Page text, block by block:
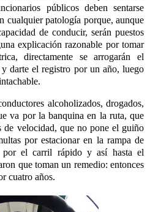
públicos deben sentarse
cualquier patología porque, aunque
de conducir, serán puestos
explicación razonable por tomar
directamente se arrogarán el
darte el registro por un año, luego
alcoholizados, drogados,
va por la banquina en la ruta, que
de velocidad, que no pone el guiño
por estacionar en la rampa de
por el carril rápido y así hasta el
que toman un remedio: entonces
cuatro años.